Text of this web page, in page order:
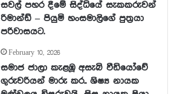
සවල් පහර දීමේ සිද්ධියේ සැකකරුවන්
රිමාන්ඩ් – පියුමි හංසමාලිගේ පුත්‍රයා
පරිවාසයට.
February 10, 2026
සමාජ ජාලා කැළඹූ අසැබි වීඩියෝවේ
ගුරුවරියන් මාරු කර.. ශිෂ්‍ය නායක